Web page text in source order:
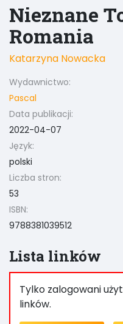
Nieznane
Romania
Katarzyna Nowacka
Wydawnictwo:
Pascal
Data publikacji:
2022-04-07
Język:
polski
Liczba stron:
53
ISBN:
9788381039512
Lista linków
Tylko zalogowani
linków.